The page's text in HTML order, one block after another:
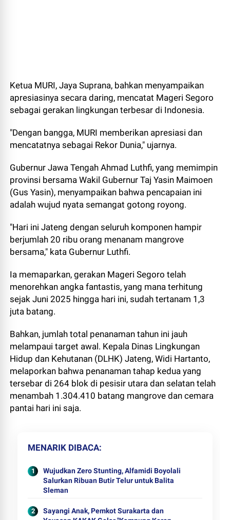
Ketua MURI, Jaya Suprana, bahkan menyampaikan
apresiasinya secara daring, mencatat Mageri Segoro
sebagai gerakan lingkungan terbesar di Indonesia.
"Dengan bangga, MURI memberikan apresiasi dan
mencatatnya sebagai Rekor Dunia," ujarnya.
Gubernur Jawa Tengah Ahmad Luthfi, yang memimpin
provinsi bersama Wakil Gubernur Taj Yasin Maimoen
(Gus Yasin), menyampaikan bahwa pencapaian ini
adalah wujud nyata semangat gotong royong.
"Hari ini Jateng dengan seluruh komponen hampir
berjumlah 20 ribu orang menanam mangrove
bersama," kata Gubernur Luthfi.
Ia memaparkan, gerakan Mageri Segoro telah
menorehkan angka fantastis, yang mana terhitung
sejak Juni 2025 hingga hari ini, sudah tertanam 1,3
juta batang.
Bahkan, jumlah total penanaman tahun ini jauh
melampaui target awal. Kepala Dinas Lingkungan
Hidup dan Kehutanan (DLHK) Jateng, Widi Hartanto,
melaporkan bahwa penanaman tahap kedua yang
tersebar di 264 blok di pesisir utara dan selatan telah
menambah 1.304.410 batang mangrove dan cemara
pantai hari ini saja.
MENARIK DIBACA
Wujudkan Zero Stunting, Alfamidi Boyolali
Salurkan Ribuan Butir Telur untuk Balita
Sleman
Sayangi Anak, Pemkot Surakarta dan